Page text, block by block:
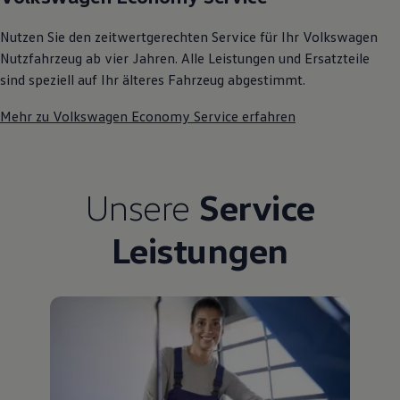
Bulli Magazin
Fahrzeugabholung ab Werk
Nutzen Sie den zeitwertgerechten Service für Ihr Volkswagen
Nutzfahrzeug ab vier Jahren. Alle Leistungen und Ersatzteile
sind speziell auf Ihr älteres Fahrzeug abgestimmt.
Mehr zu Volkswagen Economy Service erfahren
Unsere Service
Leistungen